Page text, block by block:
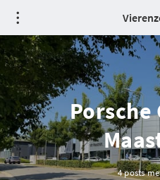
Porsche
4 posts